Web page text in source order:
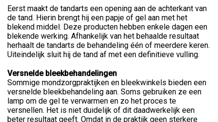
Eerst maakt de tandarts een opening aan de achterkant van
de tand. Hierin brengt hij een papje of gel aan met het
blekend middel. Deze producten hebben enkele dagen een
blekende werking. Afhankelijk van het behaalde resultaat
herhaalt de tandarts de behandeling één of meerdere keren.
Uiteindelijk sluit hij de tand af met een definitieve vulling.
Versnelde bleekbehandelingen
Sommige mondzorgpraktijken en bleekwinkels bieden een
versnelde bleekbehandeling aan. Soms gebruiken ze een
lamp om de gel te verwarmen en zo het proces te
versnellen. Het is niet duidelijk of dit daadwerkelijk een
beter resultaat geeft. Omdat in de praktijk geen sterkere